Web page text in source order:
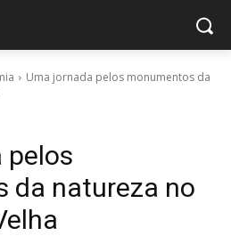
Uma jornada pelos monumentos da
pelos
da natureza no